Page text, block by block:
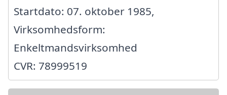
Startdato: 07. oktober 1985,
Virksomhedsform:
Enkeltmandsvirksomhed
CVR: 78999519